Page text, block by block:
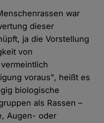
war
dieser
ja die Vorstellung
von
voraus", heißt es
biologische
als Rassen –
Augen- oder